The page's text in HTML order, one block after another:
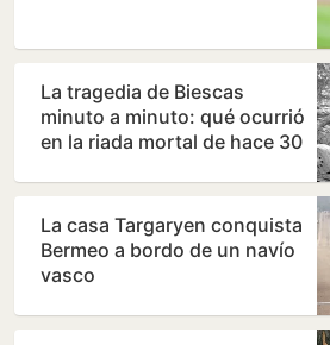
La tragedia de Biescas
minuto a minuto: qué ocurrió
en la riada mortal de hace 30
La casa Targaryen conquista
Bermeo a bordo de un navío
vasco